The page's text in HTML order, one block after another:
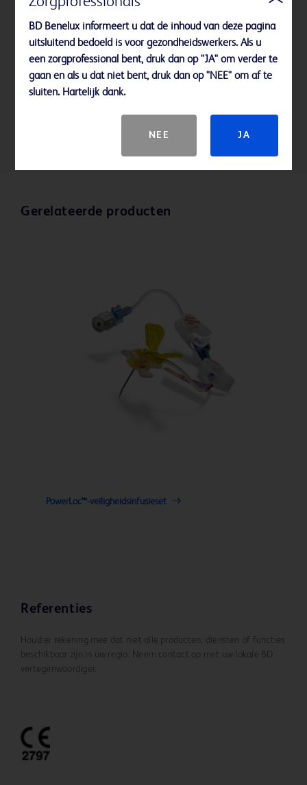
Zijn niet-borend
beschadiging van het septum te
minimaliseren
Bieden een "Y"-
locatieplaats
voor secundaire
toegang
Zijn verkrijgbaar in
lengtes en Gauge-maten
Gerelateerde producten
PowerLoc™-veiligheidsinfusieset
Referenties
Houd er rekening mee dat niet alle producten, diensten of functies
beschikbaar zijn in uw regio. Neem contact op met uw lokale BD
vertegenwoordiger.
BD Benelux informeert u dat de inhoud van deze pagina
uitsluitend bedoeld is voor gezondheidswerkers. Als u
een zorgprofessional bent, druk dan op "JA" om verder te
gaan en als u dat niet bent, druk dan op "NEE" om af te
sluiten. Hartelijk dank.
NEE JA